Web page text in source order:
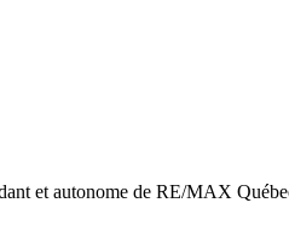
et autonome de RE/MAX